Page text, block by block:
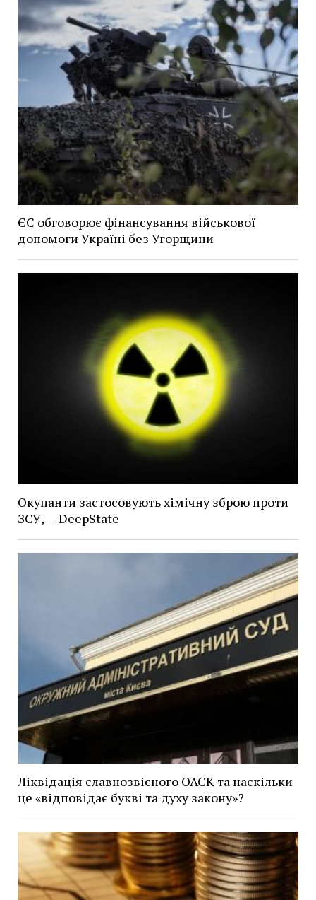
ЄС обговорює фінансування військової
допомоги Україні без Угорщини
Окупанти застосовують хімічну зброю проти
ЗСУ, — DeepState
Ліквідація славнозвісного ОАСК та наскільки
це «відповідає букві та духу закону»?